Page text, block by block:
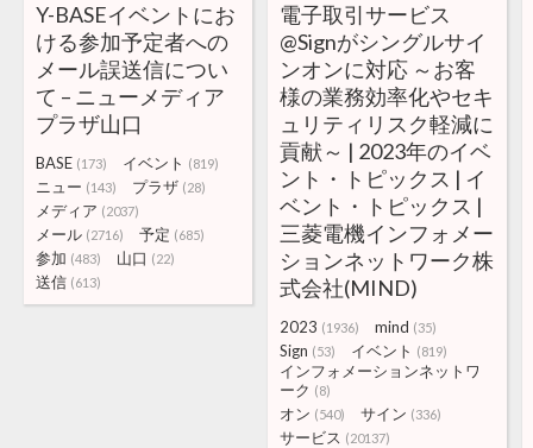
Y-BASEイベントにお
ける参加予定者への
メール誤送信につい
て – ニューメディア
プラザ山口
BASE (173) イベント (819)
ニュー (143) プラザ (28)
メディア (2037)
メール (2716) 予定 (685)
参加 (483) 山口 (22)
送信 (613)
電子取引サービス
@Signがシングルサイ
ンオンに対応 ～お客
様の業務効率化やセキ
ュリティリスク軽減に
貢献～ | 2023年のイベ
ント・トピックス | イ
ベント・トピックス |
三菱電機インフォメー
ションネットワーク株
式会社(MIND)
2023 (1936) mind (35)
Sign (53) イベント (819)
インフォメーションネットワ
ーク (8)
オン (540) サイン (336)
サービス (20137)